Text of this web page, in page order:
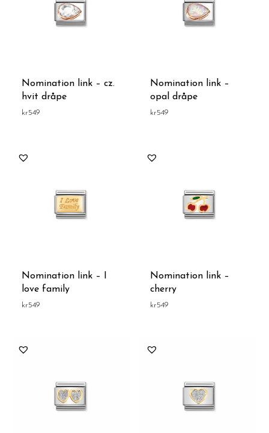
Nomination link – cz.
hvit dråpe
kr549
Nomination link –
opal dråpe
kr549
Nomination link – I
love family
kr549
Nomination link –
cherry
kr549